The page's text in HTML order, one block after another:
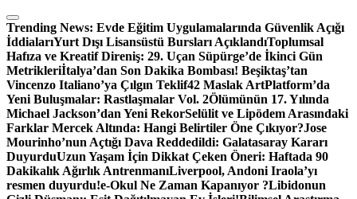
Skip
to
content
Trending News: Evde Eğitim Uygulamalarında Güvenlik Açığı
İddialarıYurt Dışı Lisansüstü Bursları AçıklandıToplumsal
Hafıza ve Kreatif Direniş: 29. Uçan Süpürge’de İkinci Gün
Metrikleriİtalya’dan Son Dakika Bombası! Beşiktaş’tan
Vincenzo Italiano’ya Çılgın Teklif42 Maslak ArtPlatform’da
Yeni Buluşmalar: Rastlaşmalar Vol. 2Ölümünün 17. Yılında
Michael Jackson’dan Yeni RekorSelülit ve Lipödem Arasındaki
Farklar Mercek Altında: Hangi Belirtiler Öne Çıkıyor?Jose
Mourinho’nun Açtığı Dava Reddedildi: Galatasaray Kararı
DuyurduUzun Yaşam İçin Dikkat Çeken Öneri: Haftada 90
Dakikalık Ağırlık AntrenmanıLiverpool, Andoni Iraola’yı
resmen duyurdu!e-Okul Ne Zaman Kapanıyor ?Libidonun